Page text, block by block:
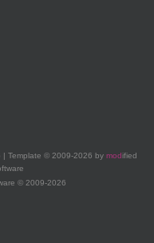
| Template © 2009-2026 by modified
© 2009-2026